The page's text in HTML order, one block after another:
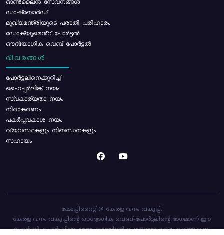
ഓൺലൈൻ സേവനങ്ങൾ
ഡാഷ്ബോർഡ്
മുഖ്യമന്ത്രിയുടെ പരാതി പരിഹാരം
ഡോക്യുമെൻ്റ് പോർട്ടൽ
ഔദ്യോഗിക വെബ് പോർട്ടൽ
വിവരങ്ങൾ
പോര്‍ട്ടലിനെക്കുറിച്ച്
ഹൈപ്പർലിങ്ക് നയം
സ്വകാര്യതാ നയം
നിരാകരണം
പകർപ്പവകാശ നയം
വ്യവസ്ഥകളും നിബന്ധനകളും
സഹായം
കോപ്പിറൈറ്റ് @ കേരള വനം വകുപ്പ്.
കേരള വനം വകുപ്പിന്റെ ഔദ്യോഗിക വെബ്-പോർട്ടലിന്റെ ഭാഗമാണ് ഈ
പോർട്ടൽ. പോർട്ടലിലെ ഉള്ളടക്കത്തിന്റെ ഉടമസ്ഥാവകാശം കേരള വനം